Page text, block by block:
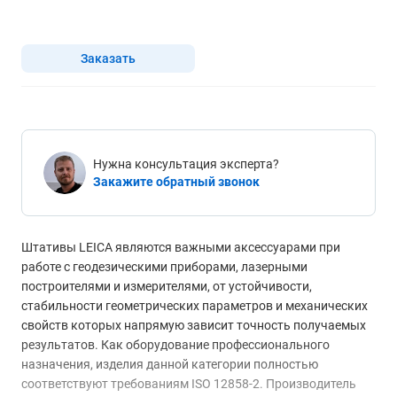
Заказать
Нужна консультация эксперта?
Закажите обратный звонок
Штативы LEICA являются важными аксессуарами при
работе с геодезическими приборами, лазерными
построителями и измерителями, от устойчивости,
стабильности геометрических параметров и механических
свойств которых напрямую зависит точность получаемых
результатов. Как оборудование профессионального
назначения, изделия данной категории полностью
соответствуют требованиям ISO 12858-2. Производитель